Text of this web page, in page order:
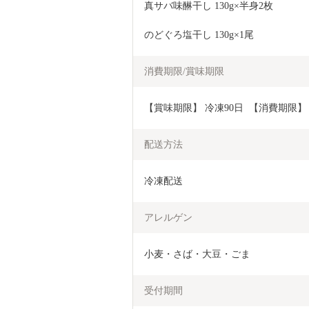
真サバ味醂干し 130g×半身2枚
のどぐろ塩干し 130g×1尾
消費期限/賞味期限
【賞味期限】 冷凍90日  【消費期限】
配送方法
冷凍配送
アレルゲン
小麦・さば・大豆・ごま
受付期間